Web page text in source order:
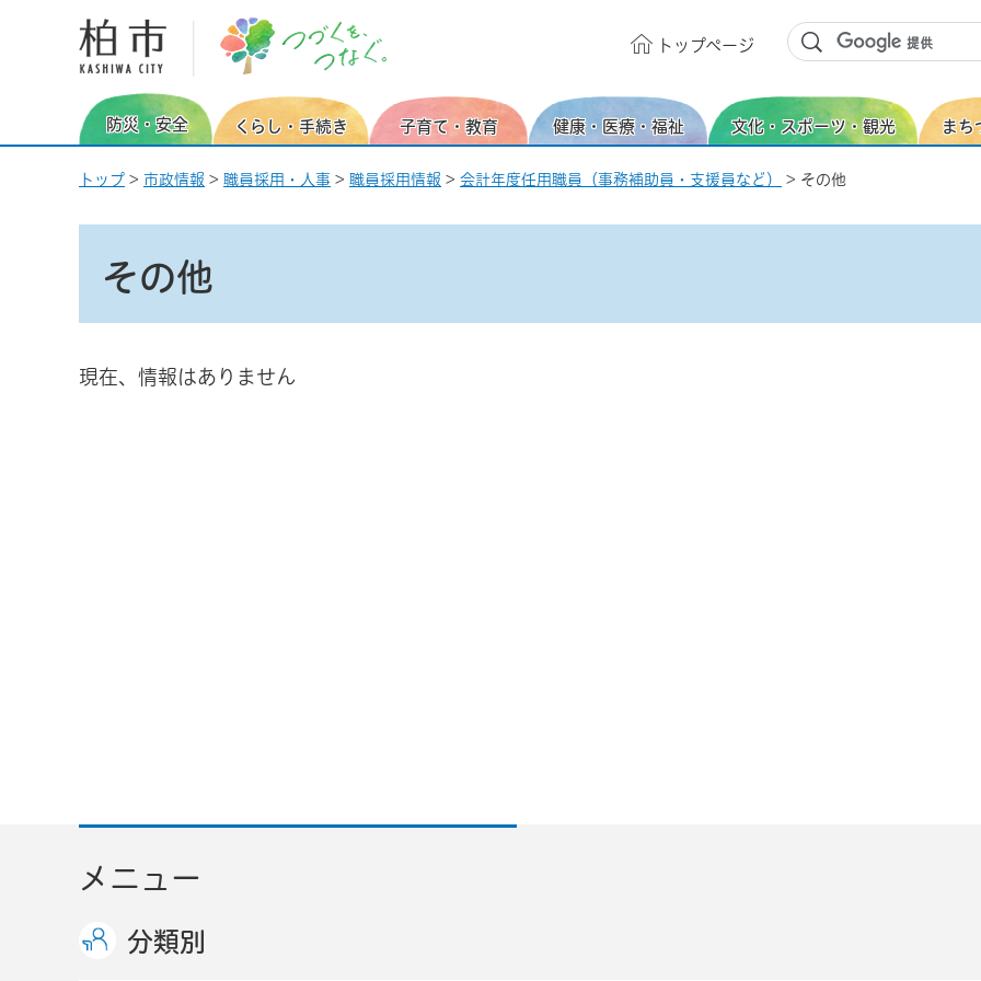
柏市 つづくを、つなぐ。
トップページ
防災・安全 くらし・手続き 子育て・教育 健康・医療・福祉 文化・スポーツ・観光 まち
トップ > 市政情報 > 職員採用・人事 > 職員採用情報 > 会計年度任用職員（事務補助員・支援員など） > その他
その他
現在、情報はありません
メニュー
分類別